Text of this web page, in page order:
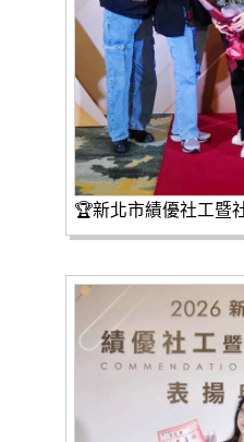
🏆新北市績優社工暨